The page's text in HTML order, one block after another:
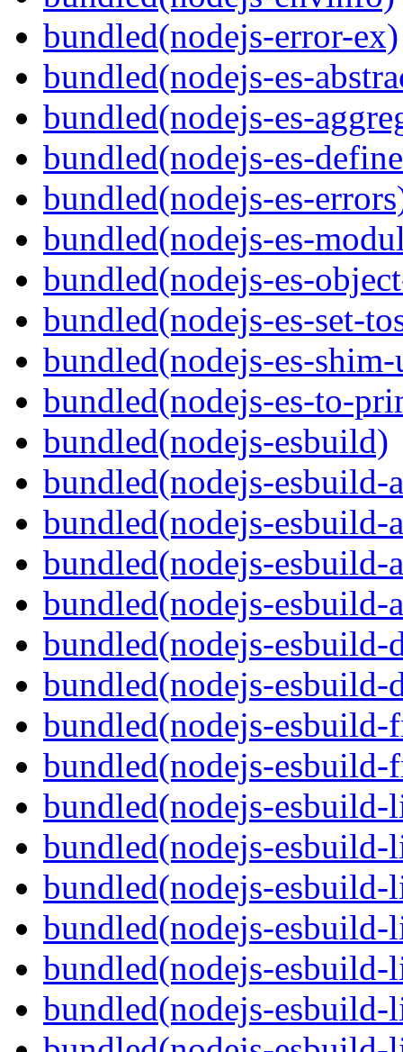
bundled(nodejs-error-ex)
bundled(nodejs-es-
bundled(nodejs-es-
bundled(nodejs-es-
bundled(nodejs-es-
bundled(nodejs-es-
bundled(nodejs-es-
bundled(nodejs-es-set-
bundled(nodejs-es-shim-
bundled(nodejs-es-to-
bundled(nodejs-esbuild)
bundled(nodejs-esbuild-
bundled(nodejs-esbuild-
bundled(nodejs-esbuild-
bundled(nodejs-esbuild-
bundled(nodejs-esbuild-
bundled(nodejs-
bundled(nodejs-esbuild-
bundled(nodejs-esbuild-
bundled(nodejs-
bundled(nodejs-
bundled(nodejs-
bundled(nodejs-
bundled(nodejs-
bundled(nodejs-